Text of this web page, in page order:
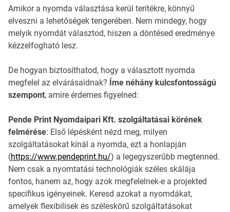
Amikor a nyomda választása kerül terítékre, könnyű
elveszni a lehetőségek tengerében. Nem mindegy, hogy
melyik nyomdát választod, hiszen a döntésed eredménye
kézzelfogható lesz.
De hogyan biztosíthatod, hogy a választott nyomda
megfelel az elvárásaidnak? Íme néhány kulcsfontosságú
szempont, amire érdemes figyelned:
Pende Print Nyomdaipari Kft. szolgáltatásai körének
felmérése: Első lépésként nézd meg, milyen
szolgáltatásokat kínál a nyomda, ezt a honlapján
(https://www.pendeprint.hu/) a legegyszerűbb megtenned.
Nem csak a nyomtatási technológiák széles skálája
fontos, hanem az, hogy azok megfelelnek-e a projekted
specifikus igényeinek. Keresd azokat a nyomdákat,
amelyek flexibilisek és széleskörű szolgáltatásokat